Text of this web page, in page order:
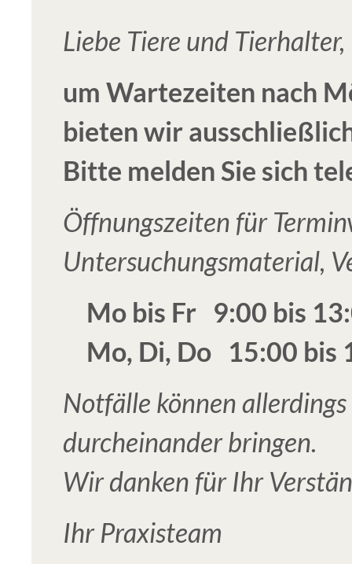
Liebe Tiere und Tierhalter,
um Wartezeiten nach
bieten wir
Bitte melden Sie sich
Öffnungszeiten für
Untersuchungsmaterial,
Mo bis Fr 9:00 bis
Mo, Di, Do 15:00 bis
Notfälle können
durcheinander bringen.
Wir danken für Ihr
Ihr Praxisteam